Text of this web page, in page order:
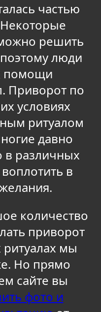
частью
решить
люди
помощи
Приворот по
условиях
ритуалом
давно
в различных
в
количество
приворот
ритуалах мы
Но прямо
сайте вы
фото и